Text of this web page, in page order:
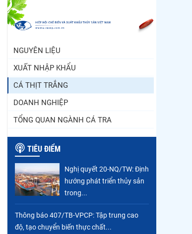
Điểm tin thủy sản thế giới
NGUYÊN LIỆU
XUẤT NHẬP KHẨU
CÁ THỊT TRẮNG
DOANH NGHIỆP
TỔNG QUAN NGÀNH CÁ TRA
TIÊU ĐIỂM
Nghị quyết 20-NQ/TW: Định
hướng phát triển thủy sản
trong...
Thông báo 407/TB-VPCP: Tập trung cao
độ, tạo chuyển biến thực chất...